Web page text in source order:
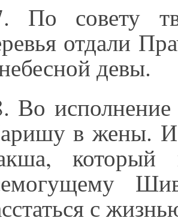
По совету
отдали
девы.
Во исполнение
в жены.
который
с